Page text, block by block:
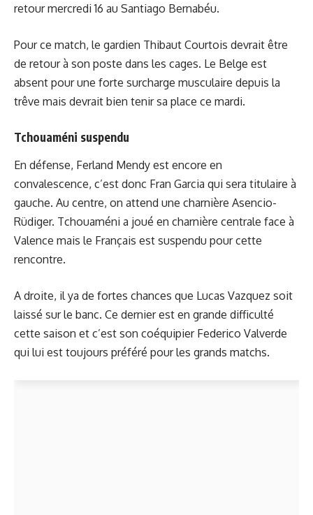
retour mercredi 16 au Santiago Bernabéu.
Pour ce match, le gardien Thibaut Courtois devrait être
de retour à son poste dans les cages. Le Belge est
absent pour une forte surcharge musculaire depuis la
trêve mais devrait bien tenir sa place ce mardi.
Tchouaméni suspendu
En défense, Ferland Mendy est encore en
convalescence, c’est donc Fran Garcia qui sera titulaire à
gauche. Au centre, on attend une charnière Asencio-
Rüdiger. Tchouaméni a joué en charnière centrale face à
Valence mais le Français est suspendu pour cette
rencontre.
A droite, il ya de fortes chances que Lucas Vazquez soit
laissé sur le banc. Ce dernier est en grande difficulté
cette saison et c’est son coéquipier Federico Valverde
qui lui est toujours préféré pour les grands matchs.